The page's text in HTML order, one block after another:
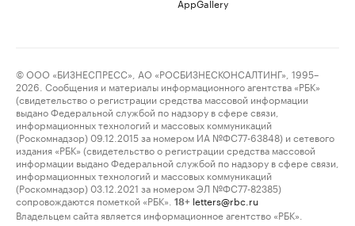
© ООО «БИЗНЕСПРЕСС», АО «РОСБИЗНЕСКОНСАЛТИНГ», 1995–
2026. Сообщения и материалы информационного агентства «РБК»
(свидетельство о регистрации средства массовой информации
выдано Федеральной службой по надзору в сфере связи,
информационных технологий и массовых коммуникаций
(Роскомнадзор) 09.12.2015 за номером ИА №ФС77-63848) и сетевого
издания «РБК» (свидетельство о регистрации средства массовой
информации выдано Федеральной службой по надзору в сфере связи,
информационных технологий и массовых коммуникаций
(Роскомнадзор) 03.12.2021 за номером ЭЛ №ФС77-82385)
сопровождаются пометкой «РБК».
18+ letters@rbc.ru
Владельцем сайта является информационное агентство «РБК».